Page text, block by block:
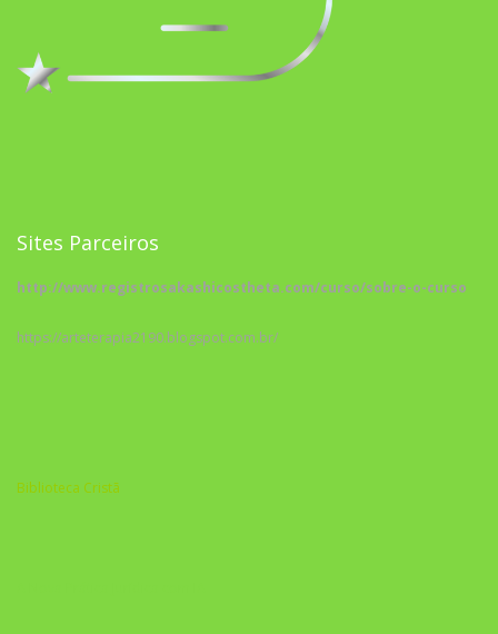
Sites Parceiros
http://www.registrosakashicostheta.com/curso/sobre-o-curso
https://arteterapia2190.blogspot.com.br/
Biblioteca Cristã